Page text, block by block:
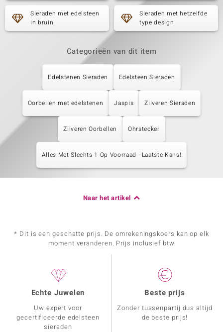
Sieraden met edelsteen
in bruin
Sieraden met hetzelfde
type design
Categorieën van dit item
Edelstenen Sieraden Edelsteen Sieraden
Oorbellen met edelstenen Jaspis Zilveren Sieraden
Zilveren Oorbellen Ohrstecker
Alles Met Slechts 1 Op Voorraad - Laatste Kans!
Naar het artikel
* Dit is een geschatte prijs. De omrekeningskoers kan op elk
moment veranderen. Prijs inclusief btw
Echte Juwelen
Uw expert voor
gecertificeerde edelsteen
sieraden
Beste prijs
Zonder tussenpartij dus altijd
de beste prijs!